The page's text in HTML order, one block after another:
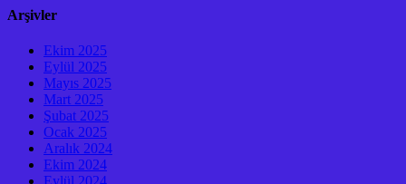
Arşivler
Ekim 2025
Eylül 2025
Mayıs 2025
Mart 2025
Şubat 2025
Ocak 2025
Aralık 2024
Ekim 2024